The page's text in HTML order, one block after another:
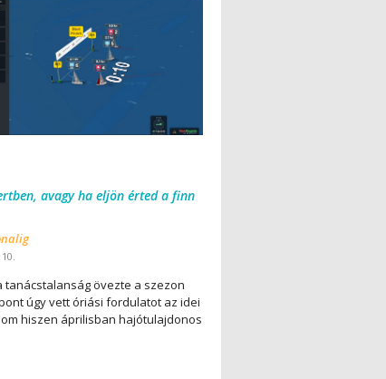
avagy ha eljön érted a finn
tanácstalanság övezte a szezon
úgy vett óriási fordulatot az idei
hiszen áprilisban hajótulajdonos